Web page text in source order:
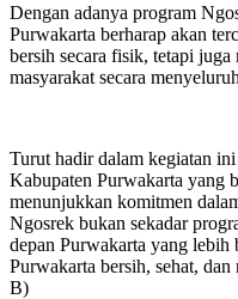
Dengan adanya program
Purwakarta berharap akan
bersih secara fisik, tetapi
masyarakat secara
Turut hadir dalam kegiatan
Kabupaten Purwakarta yang
menunjukkan komitmen
Ngosrek bukan sekadar
depan Purwakarta yang
Purwakarta bersih, sehat,
B)